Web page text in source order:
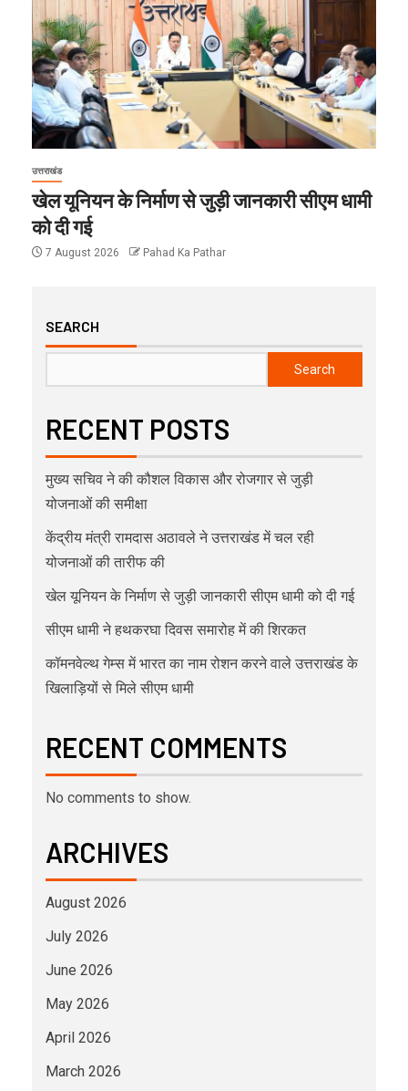
उत्तराखंड
खेल यूनियन के निर्माण से जुड़ी जानकारी सीएम धामी
को दी गई
7 August 2026 Pahad Ka Pathar
SEARCH
Search
RECENT POSTS
मुख्य सचिव ने की कौशल विकास और रोजगार से जुड़ी
योजनाओं की समीक्षा
केंद्रीय मंत्री रामदास अठावले ने उत्तराखंड में चल रही
योजनाओं की तारीफ की
खेल यूनियन के निर्माण से जुड़ी जानकारी सीएम धामी को दी गई
सीएम धामी ने हथकरघा दिवस समारोह में की शिरकत
कॉमनवेल्थ गेम्स में भारत का नाम रोशन करने वाले उत्तराखंड के
खिलाड़ियों से मिले सीएम धामी
RECENT COMMENTS
No comments to show.
ARCHIVES
August 2026
July 2026
June 2026
May 2026
April 2026
March 2026